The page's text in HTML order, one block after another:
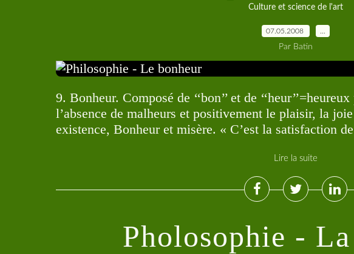
Culture et science de l'art
07.05.2008
Par Batin
9. Bonheur. Composé de ‘‘bon’’ et de
l’absence de malheurs et positivement le plaisir, la
existence, Bonheur et misère. « C’est la satisfaction
Lire la suite
Pholosophie -